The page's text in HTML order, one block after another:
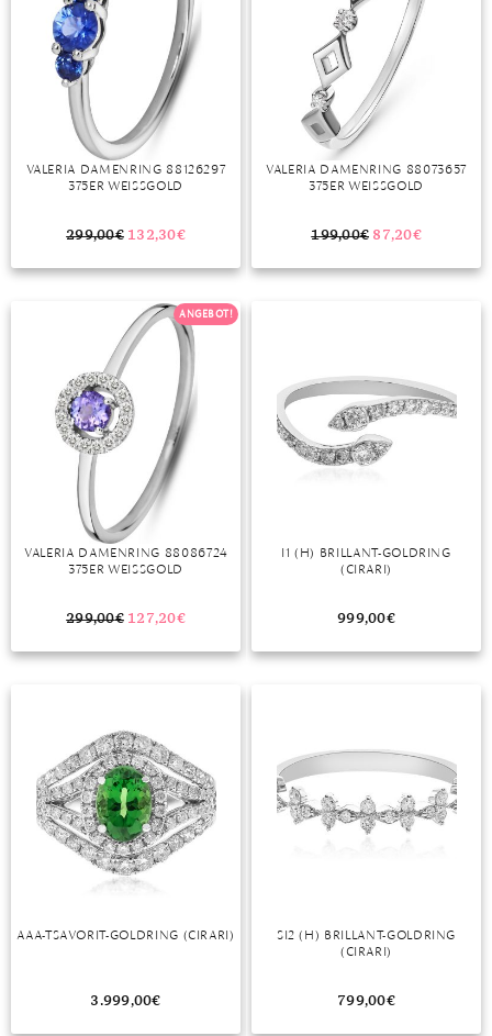
VALERIA DAMENRING 88126297
375ER WEISSGOLD
299,00€ 132,30€
VALERIA DAMENRING 88073657
375ER WEISSGOLD
199,00€ 87,20€
ANGEBOT!
VALERIA DAMENRING 88086724
375ER WEISSGOLD
299,00€ 127,20€
I1 (H) BRILLANT-GOLDRING
(CIRARI)
999,00€
AAA-TSAVORIT-GOLDRING (CIRARI)
3.999,00€
SI2 (H) BRILLANT-GOLDRING
(CIRARI)
799,00€